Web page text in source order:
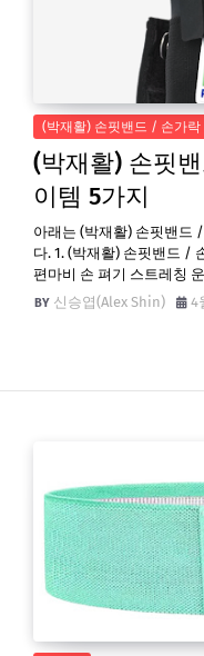
(박재활) 손핏밴드 / 손가락
(박재활) 손핏
이템 5가지
아래는 (박재활) 손핏밴드
다. 1. (박재활) 손핏밴드 /
편마비 손 펴기 스트레칭
신승엽(Alex Shin)
4